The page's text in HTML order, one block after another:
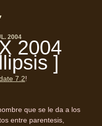
20042004
]
7.2!
que se le da a los
entre parentesis,